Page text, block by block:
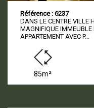
Référence : 6237
DANS LE CENTRE VILLE
MAGNIFIQUE IMMEUBLE
APPARTEMENT AVEC P...
85m²